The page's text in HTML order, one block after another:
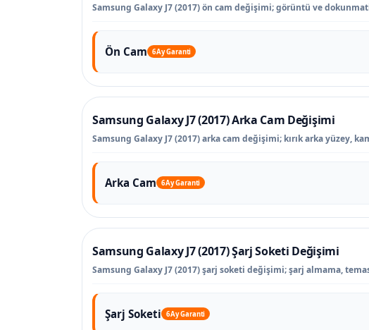
Samsung Galaxy J7 (2017) ön cam değişimi; görüntü ve
Ön Cam 6 Ay Garanti
Samsung Galaxy J7 (2017) Arka Cam Değişimi
Samsung Galaxy J7 (2017) arka cam değişimi; kırık arka yüzey,
Arka Cam 6 Ay Garanti
Samsung Galaxy J7 (2017) Şarj Soketi Değişimi
Samsung Galaxy J7 (2017) şarj soketi değişimi; şarj almama,
Şarj Soketi 6 Ay Garanti